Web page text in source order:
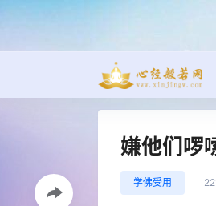
嫌他们啰
学佛受用